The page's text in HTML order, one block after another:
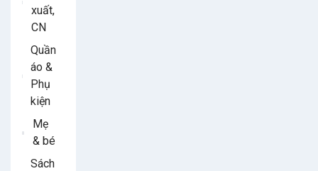
xuất,
CN
Quần
áo &
Phụ
kiện
Mẹ
& bé
Sách